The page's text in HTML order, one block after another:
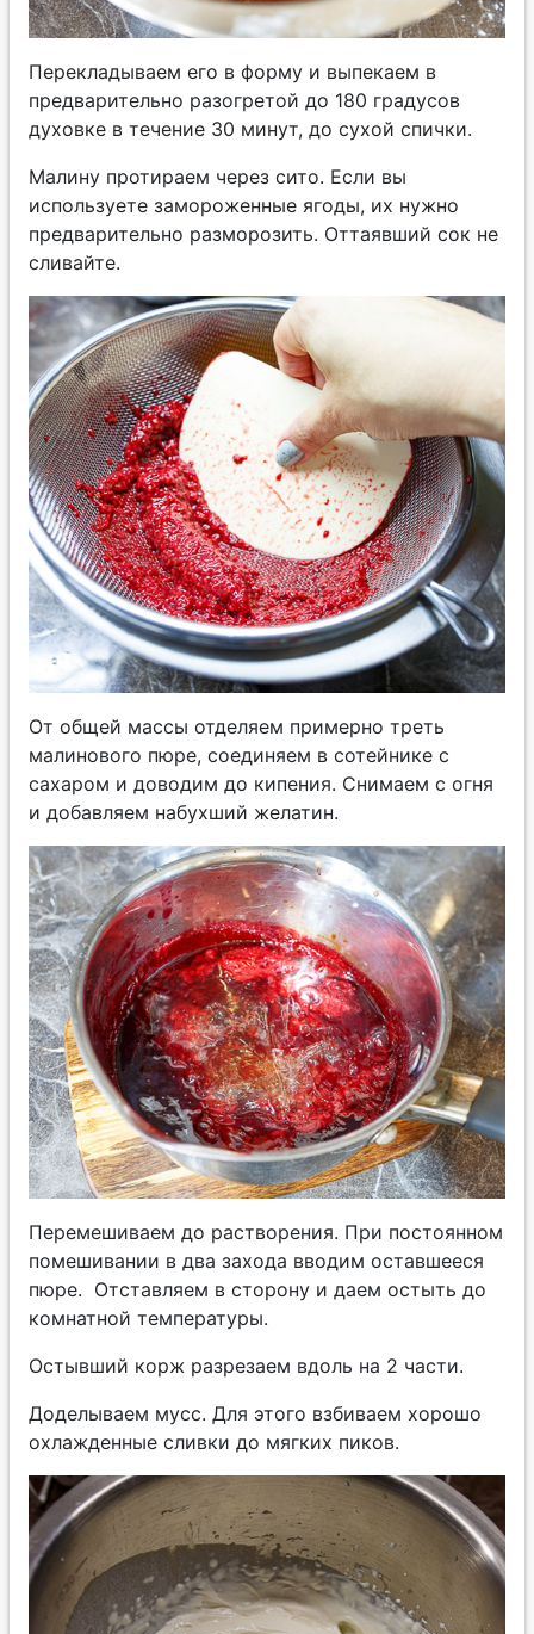
Перекладываем его в форму и выпекаем в
предварительно разогретой до 180 градусов
духовке в течение 30 минут, до сухой спички.
Малину протираем через сито. Если вы
используете замороженные ягоды, их нужно
предварительно разморозить. Оттаявший сок не
сливайте.
От общей массы отделяем примерно треть
малинового пюре, соединяем в сотейнике с
сахаром и доводим до кипения. Снимаем с огня
и добавляем набухший желатин.
Перемешиваем до растворения. При постоянном
помешивании в два захода вводим оставшееся
пюре. Отставляем в сторону и даем остыть до
комнатной температуры.
Остывший корж разрезаем вдоль на 2 части.
Доделываем мусс. Для этого взбиваем хорошо
охлажденные сливки до мягких пиков.